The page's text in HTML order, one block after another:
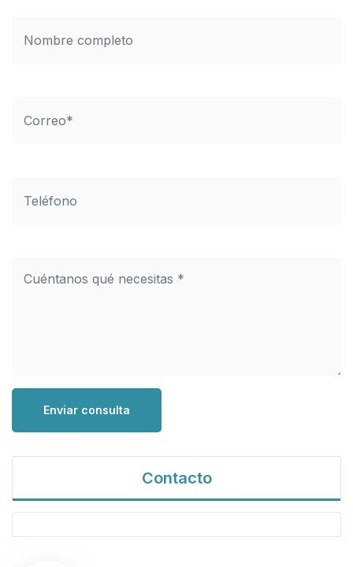
Enviar consulta
Contacto